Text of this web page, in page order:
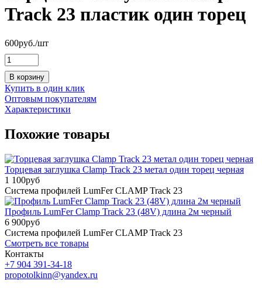
Track 23 пластик один торец
600руб./шт
В корзину
Купить в один клик
Оптовым покупателям
Характеристики
Похожие товары
Торцевая заглушка Clamp Track 23 метал один торец черная
1 100руб
Система профилей LumFer CLAMP Track 23
Профиль LumFer Clamp Track 23 (48V) длина 2м черный
6 900руб
Система профилей LumFer CLAMP Track 23
Смотреть все товары
Контакты
+7 904 391-34-18
propotolkinn@yandex.ru